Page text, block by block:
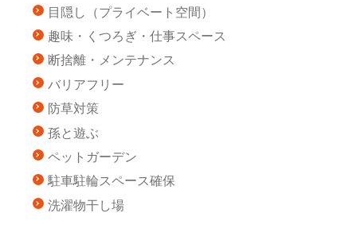
目隠し（プライベート空間）
趣味・くつろぎ・仕事スペース
断捨離・メンテナンス
バリアフリー
防草対策
孫と遊ぶ
ペットガーデン
駐車駐輪スペース確保
洗濯物干し場